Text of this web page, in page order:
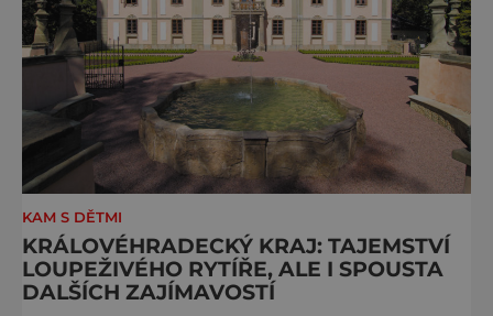
KAM S DĚTMI
KRÁLOVÉHRADECKÝ KRAJ: TAJEMSTVÍ
LOUPEŽIVÉHO RYTÍŘE, ALE I SPOUSTA
DALŠÍCH ZAJÍMAVOSTÍ